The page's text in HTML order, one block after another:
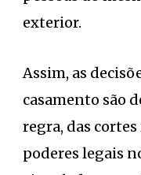
exterior.
Assim, as
casamento são
regra, das
poderes legais